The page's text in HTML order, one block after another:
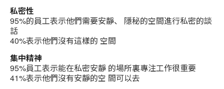
私密性
95%的員工表示他們需要安靜、 隱秘的空間進行私密的談
話
40%表示他們沒有這樣的 空間
集中精神
95%員工表示能在私密安靜 的場所裏專注工作很重要
41%表示他們沒有安靜的空 間可以去